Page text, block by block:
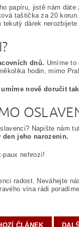
papíru, jistě nám
taštička za 20
tekutý dárek
dnů. Umíme
hodin, mimo
nově doručit
Napište nám
jeho narozenin.
paux nehrozí!
radost. Neváhejte
vína rádi
ČLÁNEK